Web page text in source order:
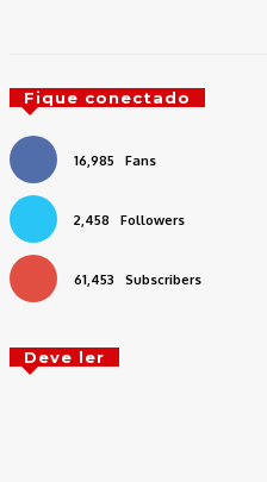
Fique conectado
16,985 Fans
2,458 Followers
61,453 Subscribers
Deve ler